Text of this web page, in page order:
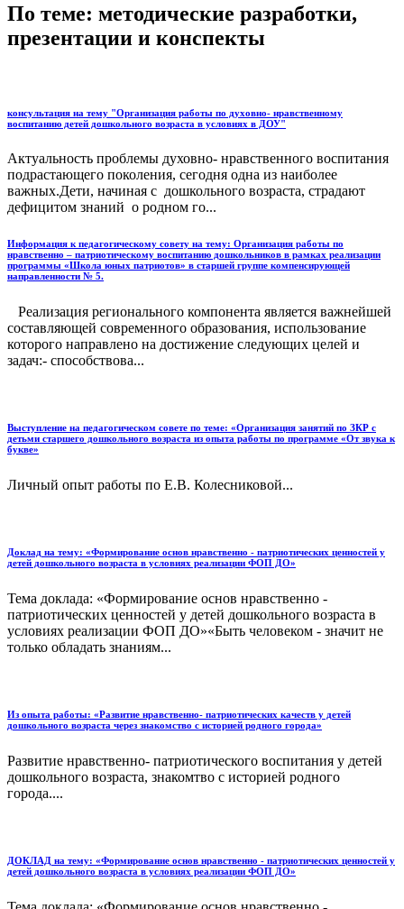
По теме: методические разработки,
презентации и конспекты
консультация на тему "Организация работы по духовно- нравственному
воспитанию детей дошкольного возраста в условиях в ДОУ"
Актуальность проблемы духовно- нравственного воспитания
подрастающего поколения, сегодня одна из наиболее
важных.Дети, начиная с дошкольного возраста, страдают
дефицитом знаний о родном го...
Информация к педагогическому совету на тему: Организация работы по
нравственно – патриотическому воспитанию дошкольников в рамках реализации
программы «Школа юных патриотов» в старшей группе компенсирующей
направленности № 5.
Реализация регионального компонента является важнейшей
составляющей современного образования, использование
которого направлено на достижение следующих целей и
задач:- способствова...
Выступление на педагогическом совете по теме: «Организация занятий по ЗКР с
детьми старшего дошкольного возраста из опыта работы по программе «От звука к
букве»
Личный опыт работы по Е.В. Колесниковой...
Доклад на тему: «Формирование основ нравственно - патриотических ценностей у
детей дошкольного возраста в условиях реализации ФОП ДО»
Тема доклада: «Формирование основ нравственно -
патриотических ценностей у детей дошкольного возраста в
условиях реализации ФОП ДО»«Быть человеком - значит не
только обладать знаниям...
Из опыта работы: «Развитие нравственно- патриотических качеств у детей
дошкольного возраста через знакомство с историей родного города»
Развитие нравственно- патриотического воспитания у детей
дошкольного возраста, знакомтво с историей родного
города....
ДОКЛАД на тему: «Формирование основ нравственно - патриотических ценностей у
детей дошкольного возраста в условиях реализации ФОП ДО»